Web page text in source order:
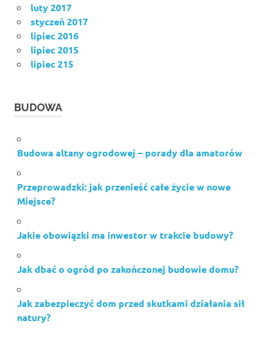
luty 2017
styczeń 2017
lipiec 2016
lipiec 2015
lipiec 215
BUDOWA
Budowa altany ogrodowej – porady dla amatorów
Przeprowadzki: jak przenieść całe życie w nowe
Miejsce?
Jakie obowiązki ma inwestor w trakcie budowy?
Jak dbać o ogród po zakończonej budowie domu?
Jak zabezpieczyć dom przed skutkami działania sił
natury?